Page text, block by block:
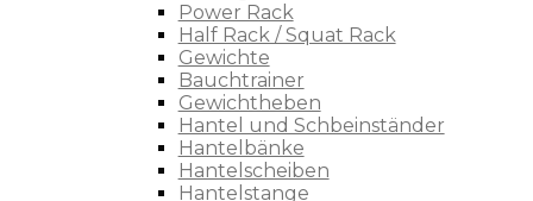
Power Rack
Half Rack / Squat Rack
Gewichte
Bauchtrainer
Gewichtheben
Hantel und Schbeinständer
Hantelbänke
Hantelscheiben
Hantelstange